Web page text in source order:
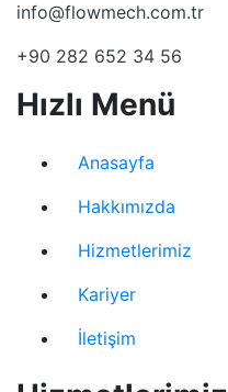
Hızlı Menü
Anasayfa
Hakkımızda
Hizmetlerimiz
Kariyer
İletişim
info@flowmech.com.tr
+90 282 652 34 56